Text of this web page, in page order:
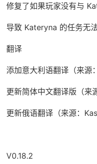
修复了如果玩家没有与
导致 Kateryna 的任务无
翻译
添加意大利语翻译（来源
更新简体中文翻译版（来
更新俄语翻译（来源：
V0.18.2